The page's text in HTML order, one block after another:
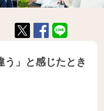
」と感じたとき